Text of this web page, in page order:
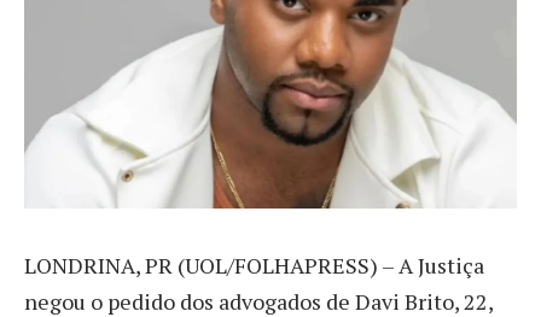
LONDRINA, PR (UOL/FOLHAPRESS) – A Justiça
negou o pedido dos advogados de Davi Brito, 22,